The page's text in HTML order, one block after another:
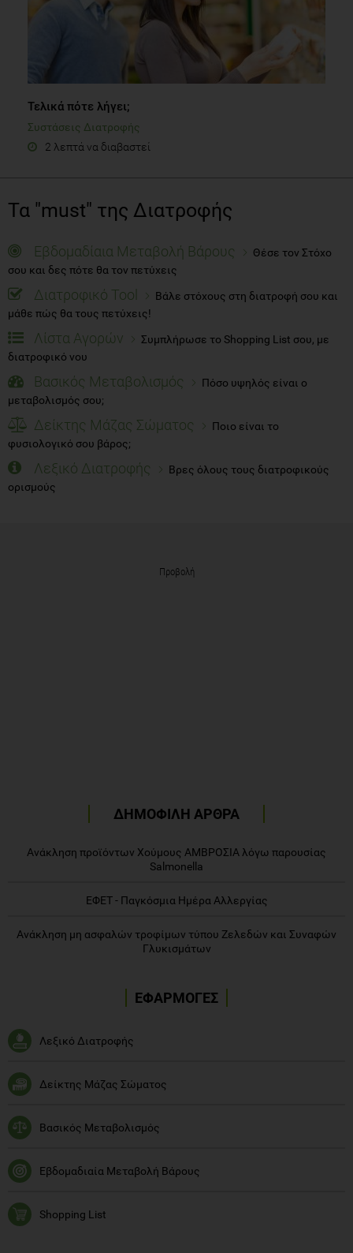
Τελικά πότε λήγει;
Συστάσεις Διατροφής
2 λεπτά να διαβαστεί
Τα "must" της Διατροφής
Εβδομαδίαια Μεταβολή Βάρους
Θέσε τον Στόχο
σου και δες πότε θα τον πετύχεις
Διατροφικό Tool
Βάλε στόχους στη διατροφή σου και
μάθε πώς θα τους πετύχεις!
Λίστα Αγορών
Συμπλήρωσε το Shopping List σου, με
διατροφικό νου
Βασικός Μεταβολισμός
Πόσο υψηλός είναι ο
μεταβολισμός σου;
Δείκτης Μάζας Σώματος
Ποιο είναι το
φυσιολογικό σου βάρος;
Λεξικό Διατροφής
Βρες όλους τους διατροφικούς
ορισμούς
Προβολή
ΔΗΜΟΦΙΛΗ ΑΡΘΡΑ
Ανάκληση προϊόντων Χούμους ΑΜΒΡΟΣΙΑ λόγω παρουσίας
Salmonella
ΕΦΕΤ - Παγκόσμια Ημέρα Αλλεργίας
Ανάκληση μη ασφαλών τροφίμων τύπου Ζελεδών και Συναφών
Γλυκισμάτων
ΕΦΑΡΜΟΓΕΣ
Λεξικό Διατροφής
Δείκτης Μάζας Σώματος
Βασικός Μεταβολισμός
Εβδομαδιαία Μεταβολή Βάρους
Shopping List